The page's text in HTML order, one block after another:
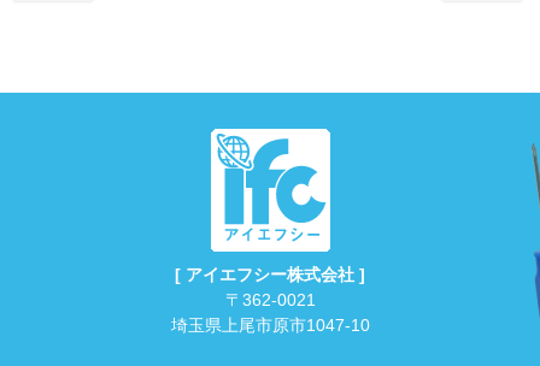
[ アイエフシー株式会社 ]
〒362-0021
埼玉県上尾市原市1047-10